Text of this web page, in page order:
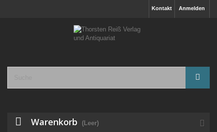
Anmelden
Kontakt
Warenkorb (Leer)